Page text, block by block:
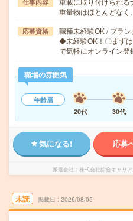
仕事内容
重量物はほとんどな
応募資格
職種未経験OK / ブラ
◆未経験OK！〇まず
で気軽にオンライン
職場の雰囲気
年齢層
20代
30代
気になる! 応募
派遣会社 株式会社綜合キャリ
未読 掲載日 2026/08/05